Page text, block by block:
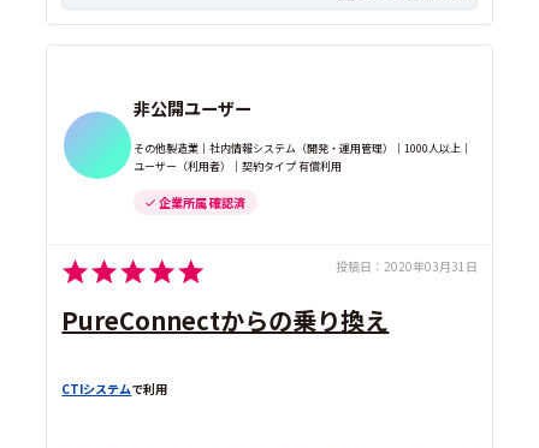
非公開ユーザー
その他製造業｜社内情報システム（開発・運用管理）｜1000人以上｜
ユーザー（利用者）｜契約タイプ 有償利用
企業所属 確認済
投稿日： 2020年03月31日
PureConnectからの乗り換え
CTIシステムで利用